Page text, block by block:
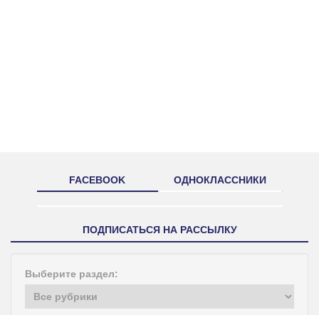
FACEBOOK ОДНОКЛАССНИКИ
ПОДПИСАТЬСЯ НА РАССЫЛКУ
Выберите раздел: